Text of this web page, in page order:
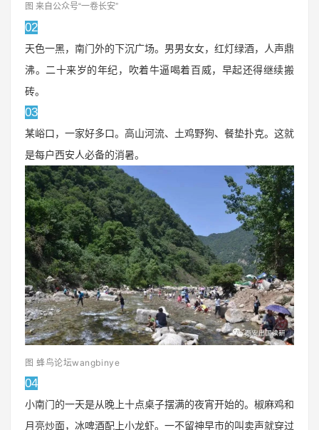
图 来自公众号“一卷长安”
02
天色一黑，南门外的下沉广场。男男女女，红灯绿酒，人声鼎
沸。二十来岁的年纪，吹着牛逼喝着百威，早起还得继续搬
砖。
03
某峪口，一家好多口。高山河流、土鸡野狗、餐垫扑克。这就
是每户西安人必备的消暑。
图 蜂鸟论坛wangbinye
04
小南门的一天是从晚上十点桌子摆满的夜宵开始的。椒麻鸡和
月亮炒面，冰啤酒配上小龙虾。一不留神早市的叫卖声就穿过